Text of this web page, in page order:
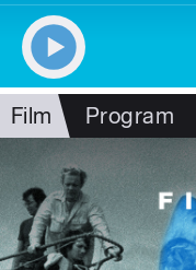
Film Program